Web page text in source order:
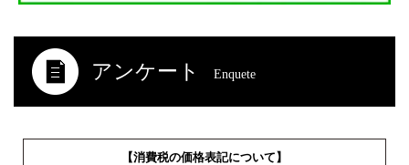
アンケート Enquete
【消費税の価格表記について】